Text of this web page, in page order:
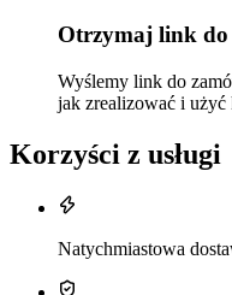
Otrzymaj link
Wyślemy link do
jak zrealizować i
Korzyści z usługi
Natychmiastowa